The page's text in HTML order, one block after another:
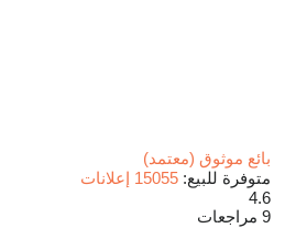
بائع موثوق (معتمد)
متوفرة للبيع: 15055 إعلانات
4.6
9 مراجعات